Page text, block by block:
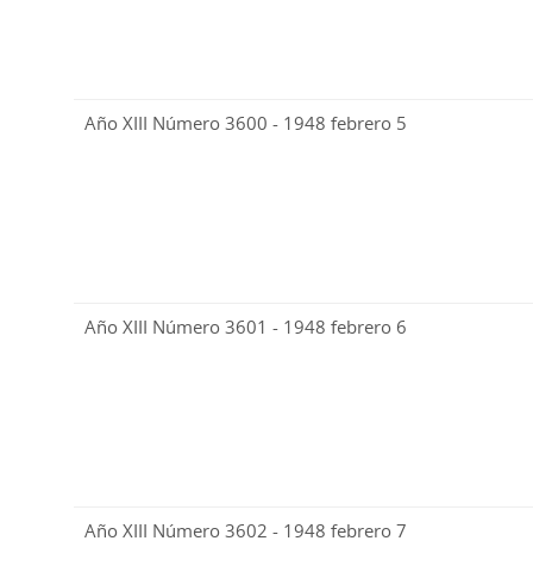
Año XIII Número 3600 - 1948 febrero 5
Año XIII Número 3601 - 1948 febrero 6
Año XIII Número 3602 - 1948 febrero 7